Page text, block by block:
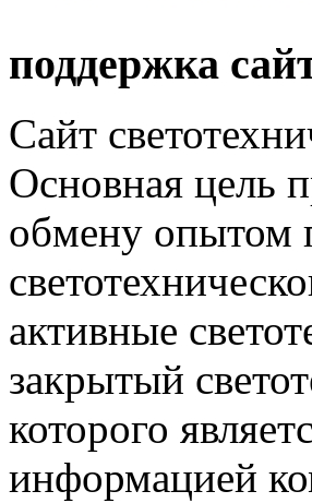
поддержка
Сайт
Основная цель
обмену опытом
активные
закрытый
которого
информацией